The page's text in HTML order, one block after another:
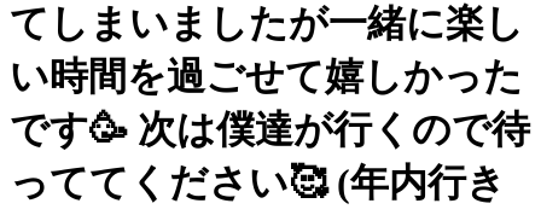
てしまいましたが一緒に楽し
い時間を過ごせて嬉しかった
です🥳 次は僕達が行くので待
っててください🥰 (年内行き